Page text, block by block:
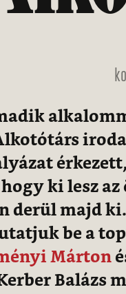
ki lesz az
derül majd
be a
Márton
Balázs